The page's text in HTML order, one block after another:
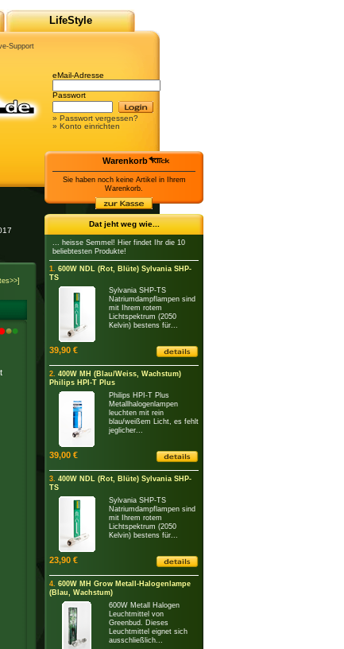
Warenkorb
Sie haben noch keine Artikel in Ihrem
Warenkorb.
Dat jeht weg wie...
... heisse Semmel! Hier findet Ihr die 10
beliebtesten Produkte!
1. 600W NDL (Rot, Blüte) Sylvania SHP-
TS
Sylvania SHP-TS
Natriumdampflampen sind
mit Ihrem rotem
Lichtspektrum (2050
Kelvin) bestens für...
39,90 €
2. 400W MH (Blau/Weiss, Wachstum)
Philips HPI-T Plus
Philips HPI-T Plus
Metallhalogenlampen
leuchten mit rein
blau/weißem Licht, es fehlt
jeglicher...
39,00 €
3. 400W NDL (Rot, Blüte) Sylvania SHP-
TS
Sylvania SHP-TS
Natriumdampflampen sind
mit Ihrem rotem
Lichtspektrum (2050
Kelvin) bestens für...
23,90 €
4. 600W MH Grow Metall-Halogenlampe
(Blau, Wachstum)
600W Metall Halogen
Leuchtmittel von
Greenbud. Dieses
Leuchtmittel eignet sich
ausschließlich...
LifeStyle
eMail-Adresse
Passwort
» Passwort vergessen?
» Konto einrichten
Support